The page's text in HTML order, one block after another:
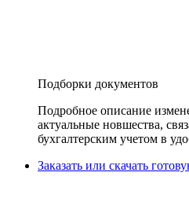
Подборки документов
Подробное описание
актуальные новшества,
бухгалтерским учетом в
Заказать или скачать